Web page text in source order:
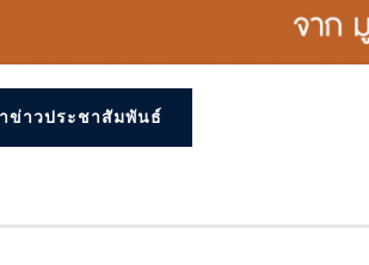
ข่าวประชาสัมพันธ์